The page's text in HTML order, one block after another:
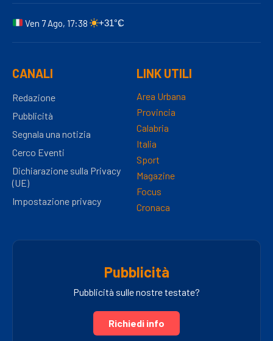
Ven 7 Ago, 17:38 +31°C
CANALI
Redazione
Pubblicità
Segnala una notizia
Cerco Eventi
Dichiarazione sulla Privacy
(UE)
Impostazione privacy
LINK UTILI
Area Urbana
Provincia
Calabria
Italia
Sport
Magazine
Focus
Cronaca
Pubblicità
Pubblicità sulle nostre testate?
Richiedi info